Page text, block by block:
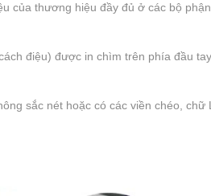
của thương hiệu đầy đủ ở các bộ
điệu) được in chìm trên phía đầu
sắc nét hoặc có các viền chéo, chữ